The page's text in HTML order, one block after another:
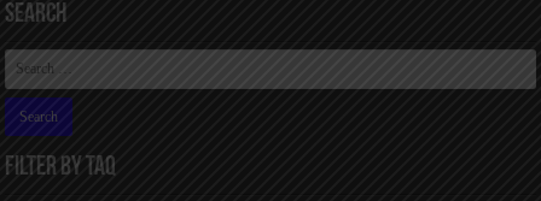
Search
FILTER BY TAQ